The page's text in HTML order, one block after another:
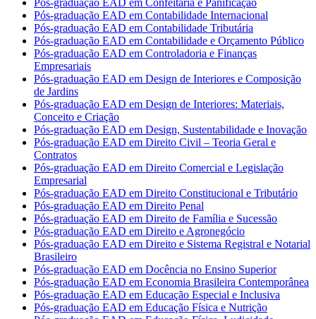
Pós-graduação EAD em Confeitaria e Panificação
Pós-graduação EAD em Contabilidade Internacional
Pós-graduação EAD em Contabilidade Tributária
Pós-graduação EAD em Contabilidade e Orçamento Público
Pós-graduação EAD em Controladoria e Finanças
Empresariais
Pós-graduação EAD em Design de Interiores e Composição
de Jardins
Pós-graduação EAD em Design de Interiores: Materiais,
Conceito e Criação
Pós-graduação EAD em Design, Sustentabilidade e Inovação
Pós-graduação EAD em Direito Civil – Teoria Geral e
Contratos
Pós-graduação EAD em Direito Comercial e Legislação
Empresarial
Pós-graduação EAD em Direito Constitucional e Tributário
Pós-graduação EAD em Direito Penal
Pós-graduação EAD em Direito de Família e Sucessão
Pós-graduação EAD em Direito e Agronegócio
Pós-graduação EAD em Direito e Sistema Registral e Notarial
Brasileiro
Pós-graduação EAD em Docência no Ensino Superior
Pós-graduação EAD em Economia Brasileira Contemporânea
Pós-graduação EAD em Educação Especial e Inclusiva
Pós-graduação EAD em Educação Física e Nutrição